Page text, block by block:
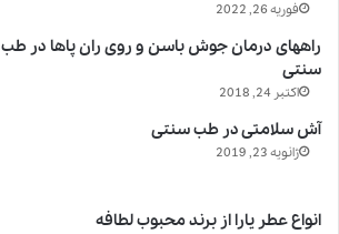
فوریه 26, 2022
راههای درمان جوش باسن و روی ران پاها در طب
سنتی
اکتبر 24, 2018
آش سلامتی در طب سنتی
ژانویه 23, 2019
انواع عطر یارا از برند محبوب لطافه